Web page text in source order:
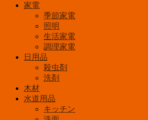
家電
季節家電
照明
生活家電
調理家電
日用品
殺虫剤
洗剤
木材
水道用品
キッチン